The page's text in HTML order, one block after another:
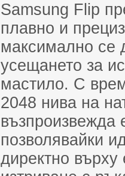
Samsung Flip
плавно и
максимално се
усещането за
мастило. С
2048 нива на
възпроизвежда
позволявайки
директно върху